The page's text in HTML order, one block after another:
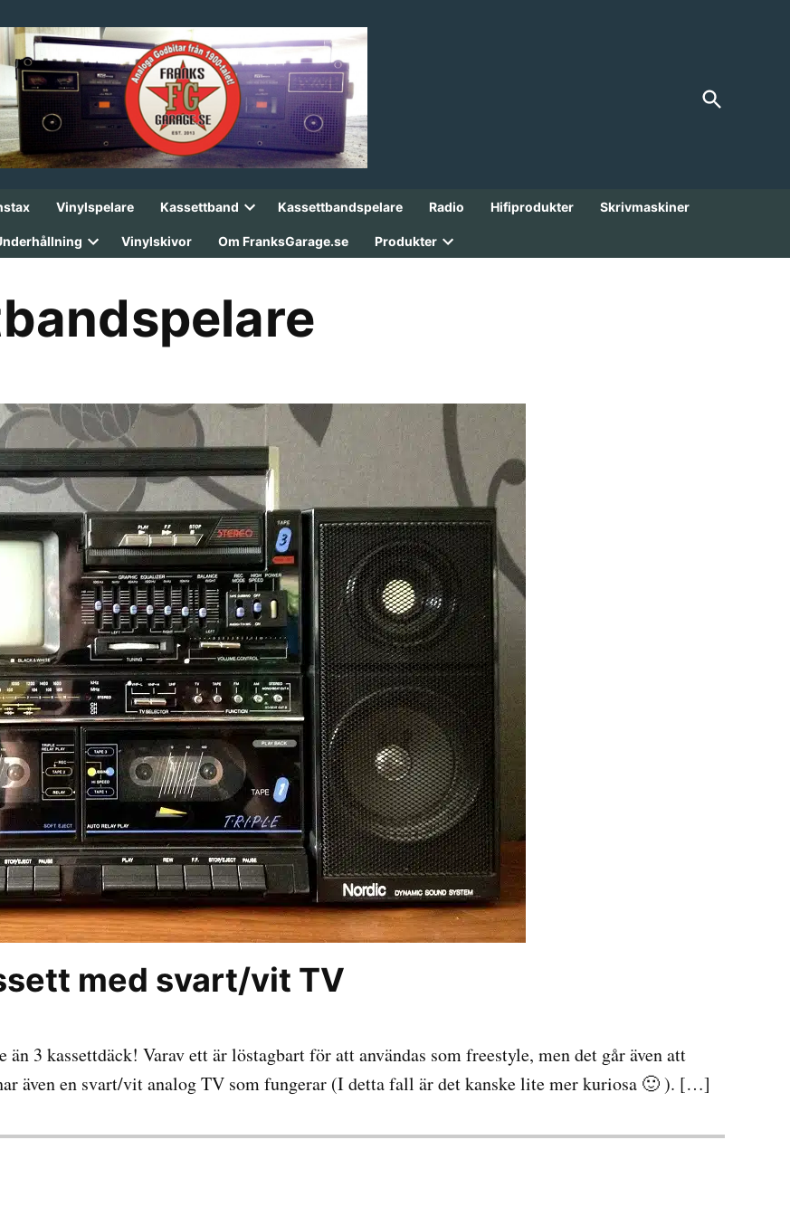
Open
Search
Vinylspelare Kassettband
dropdown
menu
Kassettbandspelare Radio Hifiprodukter Skrivmaskiner
Open
Vinylskivor Om FranksGarage.se Produkter
Open
med svart/vit TV
3 kassettdäck! Varav ett är löstagbart för att användas som freestyle, men det går även att
även en svart/vit analog TV som fungerar (I detta fall är det kanske lite mer kuriosa 🙂 ). […]